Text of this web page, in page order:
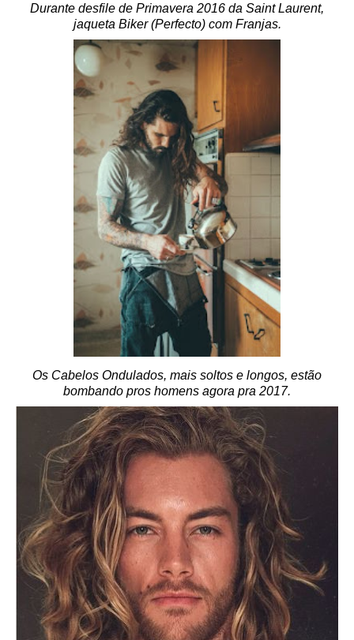
Durante desfile de Primavera 2016 da Saint Laurent,
jaqueta Biker (Perfecto) com Franjas.
Os Cabelos Ondulados, mais soltos e longos, estão
bombando pros homens agora pra 2017.